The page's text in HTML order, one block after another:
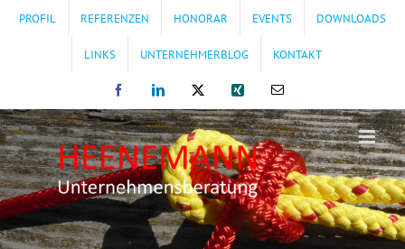
ZumPROFIL REFERENZEN HONORAR EVENTS DOWNLOADS
LINKS UNTERNEHMERBLOG KONTAKT
FacebookLinkedIn Xing
E-